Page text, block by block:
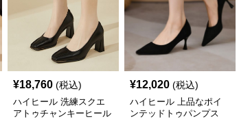
¥18,760 (税込)
ハイヒール 洗練スクエ
アトゥチャンキーヒール
¥12,020 (税込)
ハイヒール 上品なポイ
ンテッドトゥパンプス